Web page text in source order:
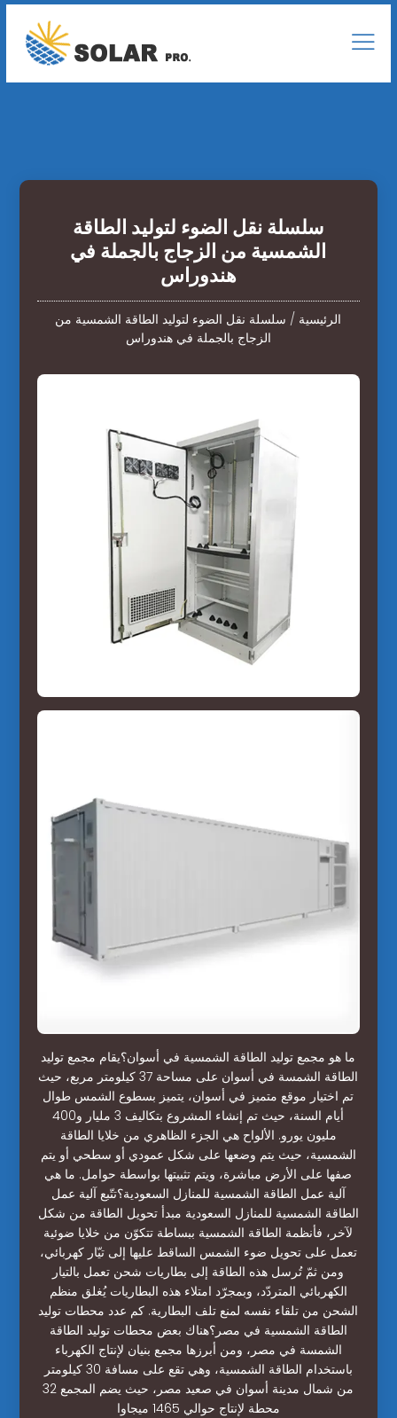
سلسلة نقل الضوء لتوليد الطاقة
الشمسية من الزجاج بالجملة في
هندوراس
الرئيسية / سلسلة نقل الضوء لتوليد الطاقة الشمسية من
الزجاج بالجملة في هندوراس
ما هو مجمع توليد الطاقة الشمسية في أسوان؟يقام مجمع توليد
الطاقة الشمسة في أسوان على مساحة 37 كيلومتر مربع، حيث
تم اختيار موقع متميز في أسوان، يتميز بسطوع الشمس طوال
أيام السنة، حيث تم إنشاء المشروع بتكاليف 3 مليار و400
مليون يورو. الألواح هي الجزء الظاهري من خلايا الطاقة
الشمسية، حيث يتم وضعها على شكل عمودي أو سطحي أو يتم
صفها على الأرض مباشرة، ويتم تثبيتها بواسطة حوامل. ما هي
آلية عمل الطاقة الشمسية للمنازل السعودية؟تتّبع آلية عمل
الطاقة الشمسية للمنازل السعودية مبدأ تحويل الطاقة من شكل
لآخر، فأنظمة الطاقة الشمسية ببساطة تتكوّن من خلايا ضوئية
تعمل على تحويل ضوء الشمس الساقط عليها إلى تيّار كهربائي،
ومن ثمّ تُرسل هذه الطاقة إلى بطاريات شحن تعمل بالتيار
الكهربائي المتردّد، وبمجرّد امتلاء هذه البطاريات يُغلق منظم
الشحن من تلقاء نفسه لمنع تلف البطارية. كم عدد محطات توليد
الطاقة الشمسية في مصر؟هناك بعض محطات توليد الطاقة
الشمسة في مصر، ومن أبرزها مجمع بنيان لإنتاج الكهرباء
باستخدام الطاقة الشمسية، وهي تقع على مسافة 30 كيلومتر
من شمال مدينة أسوان في صعيد مصر، حيث يضم المجمع 32
محطة لإنتاج حوالي 1465 ميجاوا